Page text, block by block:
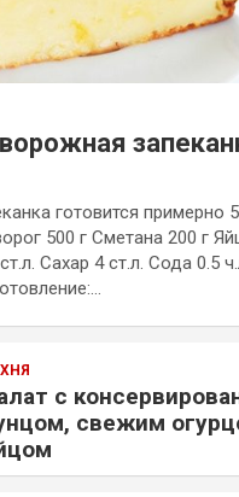
готовится примерно
500 г Сметана 200 г
Сахар 4 ст.л. Сода 0.5
с
свежим